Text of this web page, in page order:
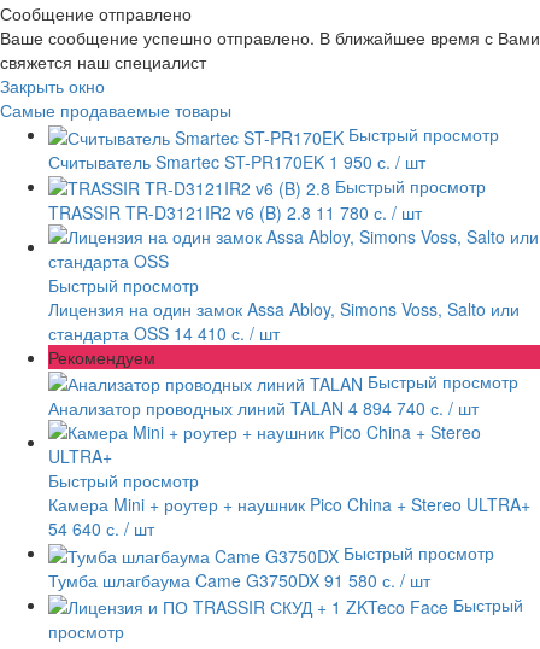
Сообщение отправлено
Ваше сообщение успешно отправлено. В ближайшее время с Вами
свяжется наш специалист
Закрыть окно
Самые продаваемые товары
Быстрый просмотр
Считыватель Smartec ST-PR170EK 1 950 с. / шт
Быстрый просмотр
TRASSIR TR-D3121IR2 v6 (B) 2.8 11 780 с. / шт
Быстрый просмотр
Лицензия на один замок Assa Abloy, Simons Voss, Salto или
стандарта OSS 14 410 с. / шт
Рекомендуем
Быстрый просмотр
Анализатор проводных линий TALAN 4 894 740 с. / шт
Быстрый просмотр
Камера Mini + роутер + наушник Pico China + Stereo ULTRA+
54 640 с. / шт
Быстрый просмотр
Тумба шлагбаума Came G3750DX 91 580 с. / шт
Быстрый
просмотр